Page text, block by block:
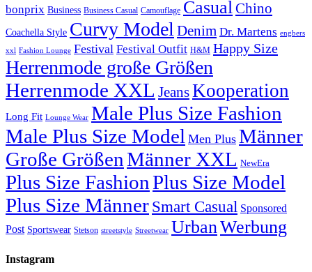
bonprix Business Business Casual Camouflage CasualChino
Coachella Style Curvy ModelDenim Dr. Martens engbers
xxl Fashion Lounge Festival Festival Outfit H&M Happy Size
Herrenmode große Größen
Herrenmode XXL JeansKooperation
Long Fit Lounge Wear Male Plus Size Fashion
Male Plus Size Model Men Plus Männer
Große GrößenMänner XXL NewEra
Plus Size FashionPlus Size Model
Plus Size MännerSmart Casual Sponsored
Post Sportswear Stetson streetstyle Streetwear UrbanWerbung
Instagram